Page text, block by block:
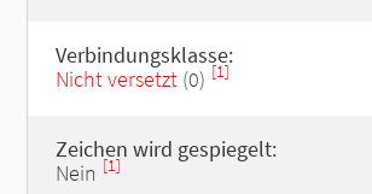
Verbindungsklasse:
Nicht versetzt(0) [1]
Zeichen wird gespiegelt:
Nein [1]